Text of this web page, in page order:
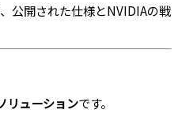
公開された仕様とNVIDIAの戦
リューションです。